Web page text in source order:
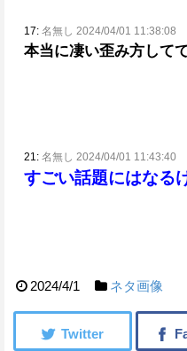
17: 名無し 2024/04/01 11:38:08
本当に凄い歪み方して
21: 名無し 2024/04/01 11:43:40
すごい話題にはなる
2024/4/1 ネタ画像